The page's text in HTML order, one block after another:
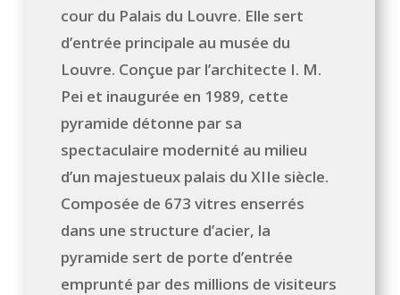
cour du Palais du Louvre. Elle sert
d’entrée principale au musée du
Louvre. Conçue par l’architecte I. M.
Pei et inaugurée en 1989, cette
pyramide détonne par sa
spectaculaire modernité au milieu
d’un majestueux palais du XIIe siècle.
Composée de 673 vitres enserrés
dans une structure d’acier, la
pyramide sert de porte d’entrée
emprunté par des millions de visiteurs